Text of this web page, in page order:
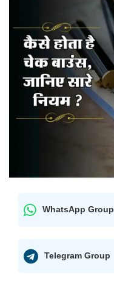
WhatsApp Group
Telegram Group